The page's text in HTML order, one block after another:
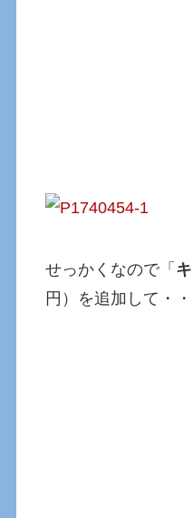
せっかくなので「
円）を追加して・・